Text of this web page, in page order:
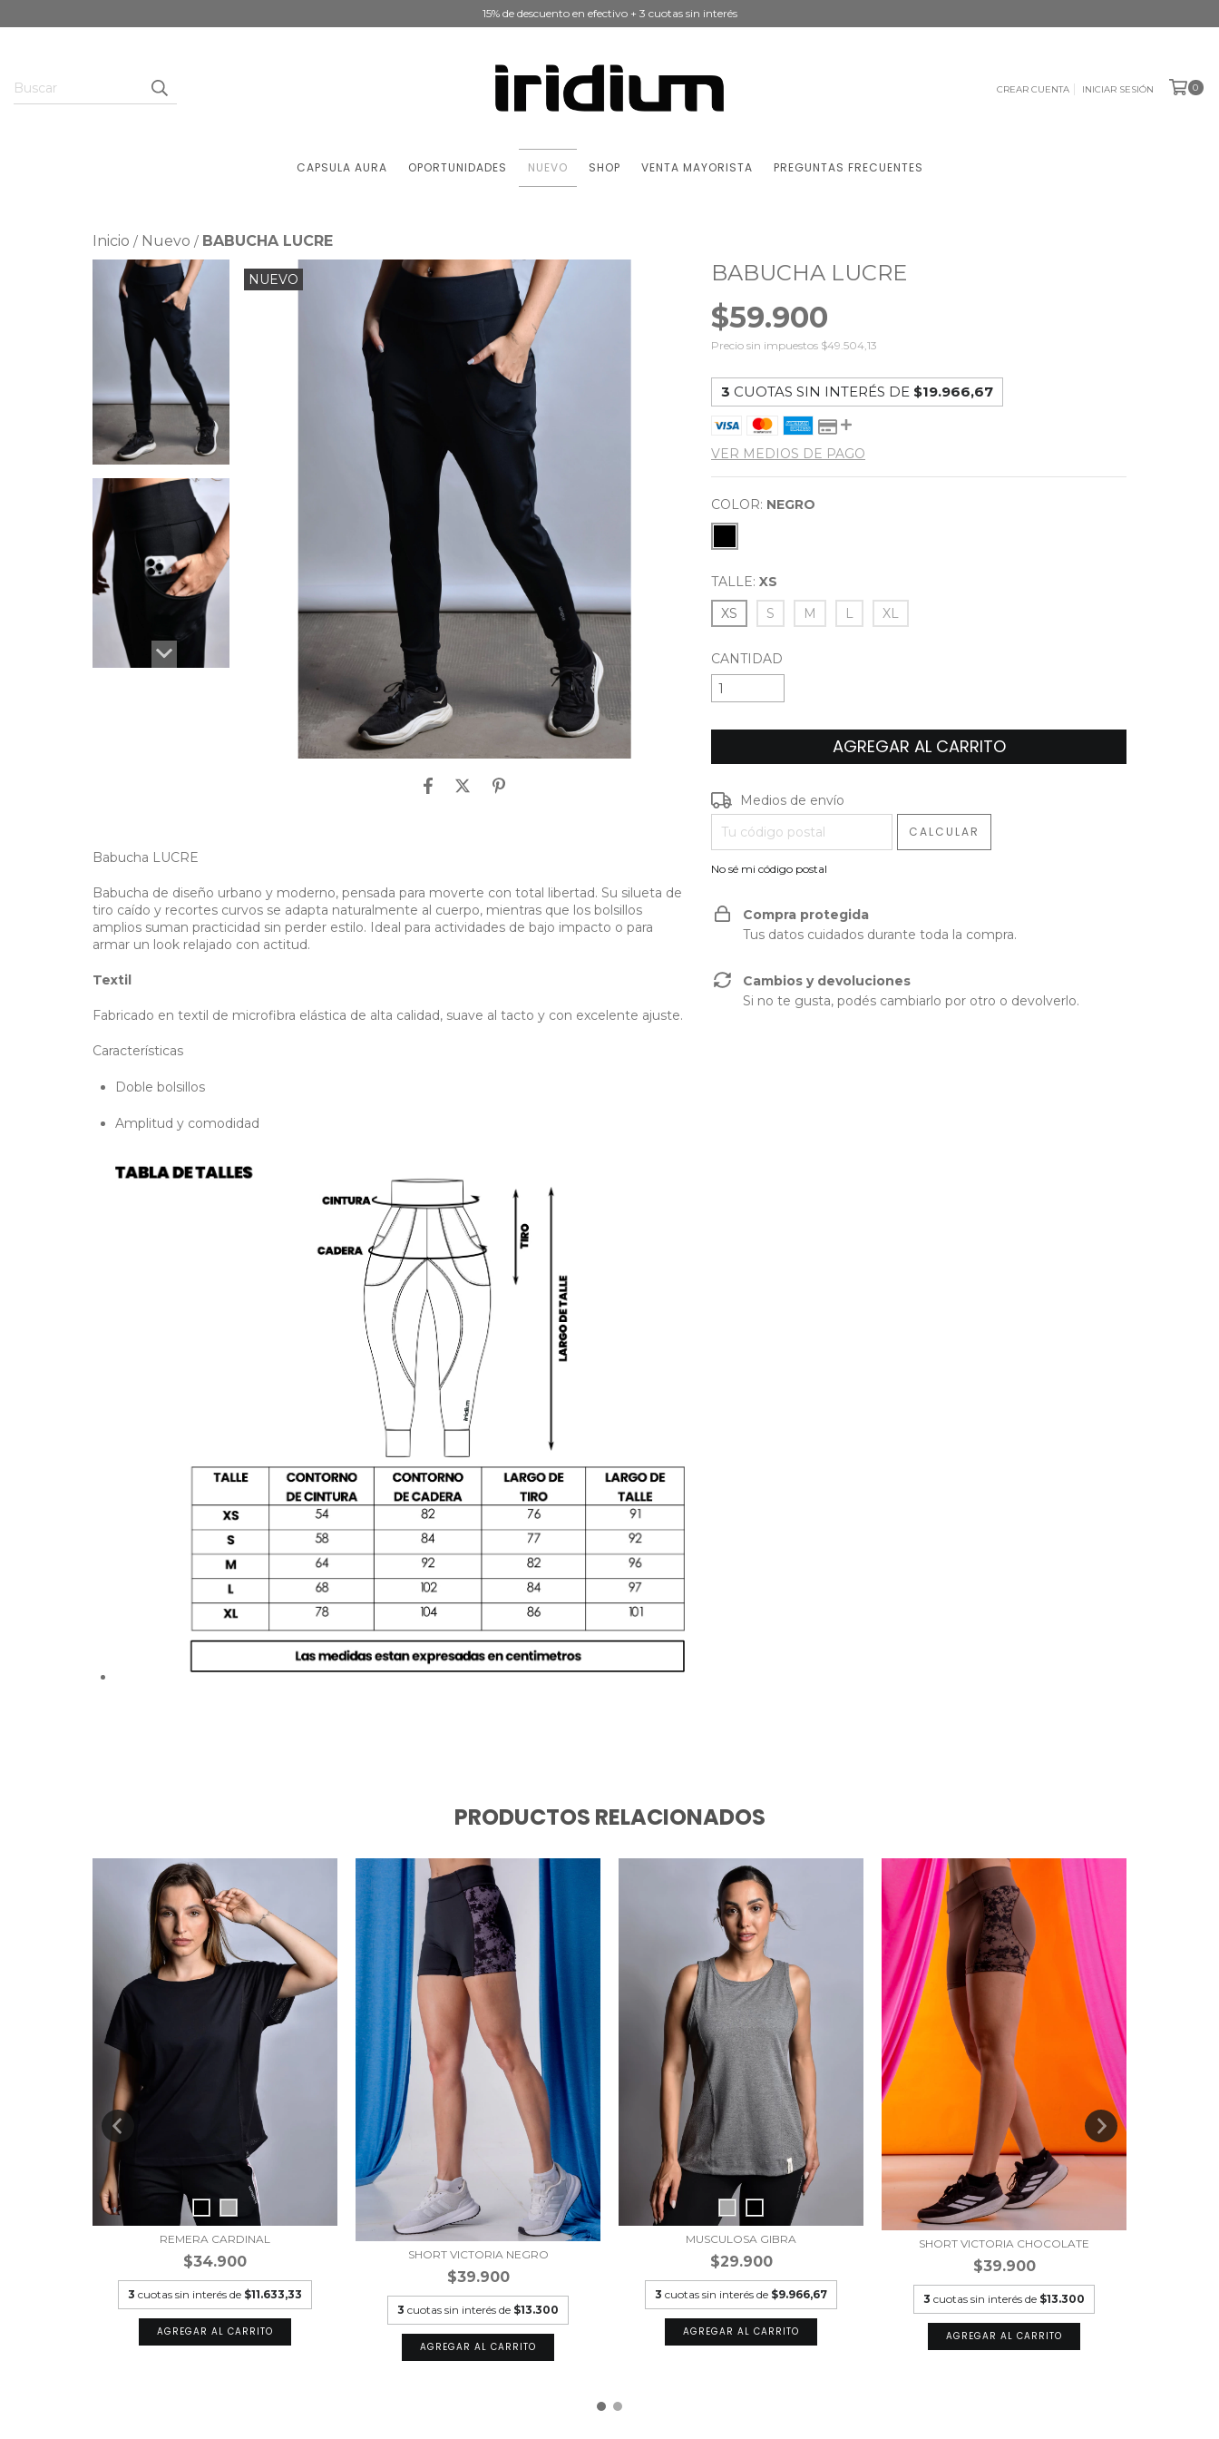
15% de descuento en efectivo + 3 cuotas sin interés
CREAR CUENTA INICIAR SESIÓN 0
CAPSULA AURA OPORTUNIDADES NUEVO SHOP VENTA MAYORISTA PREGUNTAS FRECUENTES
Inicio / Nuevo / BABUCHA LUCRE
NUEVO
Babucha LUCRE
Babucha de diseño urbano y moderno, pensada para moverte con total libertad. Su silueta de
tiro caído y recortes curvos se adapta naturalmente al cuerpo, mientras que los bolsillos
amplios suman practicidad sin perder estilo. Ideal para actividades de bajo impacto o para
armar un look relajado con actitud.
Textil
Fabricado en textil de microfibra elástica de alta calidad, suave al tacto y con excelente ajuste.
Características
Doble bolsillos
Amplitud y comodidad
BABUCHA LUCRE
$59.900
Precio sin impuestos $49.504,13
3 CUOTAS SIN INTERÉS DE $19.966,67
VER MEDIOS DE PAGO
COLOR: NEGRO
TALLE: XS
XS
S M L XL
CANTIDAD
Entregas para el CP:
Medios de envío
CALCULAR
No sé mi código postal
Compra protegida
Tus datos cuidados durante toda la compra.
Cambios y devoluciones
Si no te gusta, podés cambiarlo por otro o devolverlo.
PRODUCTOS RELACIONADOS
REMERA CARDINAL
$34.900
3 cuotas sin interés de $11.633,33
AGREGAR AL CARRITO
SHORT VICTORIA NEGRO
$39.900
3 cuotas sin interés de $13.300
AGREGAR AL CARRITO
MUSCULOSA GIBRA
$29.900
3 cuotas sin interés de $9.966,67
AGREGAR AL CARRITO
SHORT VICTORIA CHOCOLATE
$39.900
3 cuotas sin interés de $13.300
AGREGAR AL CARRITO